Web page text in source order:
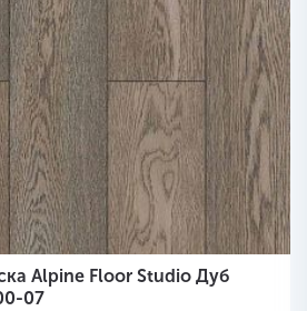
Alpine Floor Studio Дуб
07